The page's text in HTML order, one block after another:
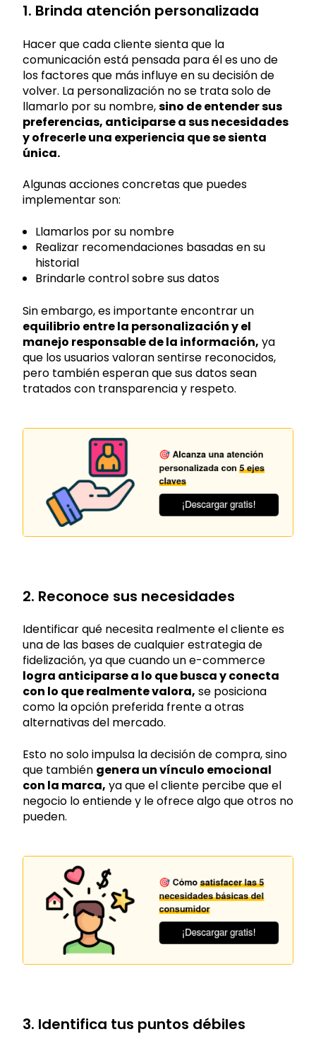
1. Brinda atención personalizada
Hacer que cada cliente sienta que la
comunicación está pensada para él es uno de
los factores que más influye en su decisión de
volver. La personalización no se trata solo de
llamarlo por su nombre,sino de entender sus
preferencias, anticiparse a sus necesidades
y ofrecerle una experiencia que se sienta
única.
Algunas acciones concretas que puedes
implementar son:
Llamarlos por su nombre
Realizar recomendaciones basadas en su
historial
Brindarle control sobre sus datos
Sin embargo, es importante encontrar un
equilibrio entre la personalización y el
manejo responsable de la información, ya
que los usuarios valoran sentirse reconocidos,
pero también esperan que sus datos sean
tratados con transparencia y respeto.
2. Reconoce sus necesidades
Identificar qué necesita realmente el cliente es
una de las bases de cualquier estrategia de
fidelización, ya que cuando un e-commerce
logra anticiparse a lo que busca y conecta
con lo que realmente valora, se posiciona
como la opción preferida frente a otras
alternativas del mercado.
Esto no solo impulsa la decisión de compra, sino
que también genera un vínculo emocional
con la marca, ya que el cliente percibe que el
negocio lo entiende y le ofrece algo que otros no
pueden.
3. Identifica tus puntos débiles